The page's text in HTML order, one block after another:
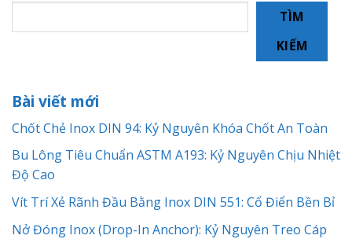
TÌM
KIẾM
Bài viết mới
Chốt Chẻ Inox DIN 94: Kỷ Nguyên Khóa Chốt An Toàn
Bu Lông Tiêu Chuẩn ASTM A193: Kỷ Nguyên Chịu Nhiệt
Độ Cao
Vít Trí Xẻ Rãnh Đầu Bằng Inox DIN 551: Cổ Điển Bền Bỉ
Nở Đóng Inox (Drop-In Anchor): Kỷ Nguyên Treo Cáp